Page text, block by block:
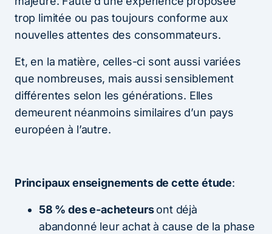
trop limitée ou pas toujours conforme aux
nouvelles attentes des consommateurs.
Et, en la matière, celles-ci sont aussi variées
que nombreuses, mais aussi sensiblement
différentes selon les générations. Elles
demeurent néanmoins similaires d’un pays
européen à l’autre.
Principaux enseignements de cette étude:
58 % des e-acheteursont déjà
abandonné leur achat à cause de la phase